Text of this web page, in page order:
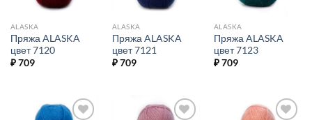
ALASKA
Пряжа ALASKA
цвет 7120
₽709
ALASKA
Пряжа ALASKA
цвет 7121
₽709
ALASKA
Пряжа ALASKA
цвет 7123
₽709